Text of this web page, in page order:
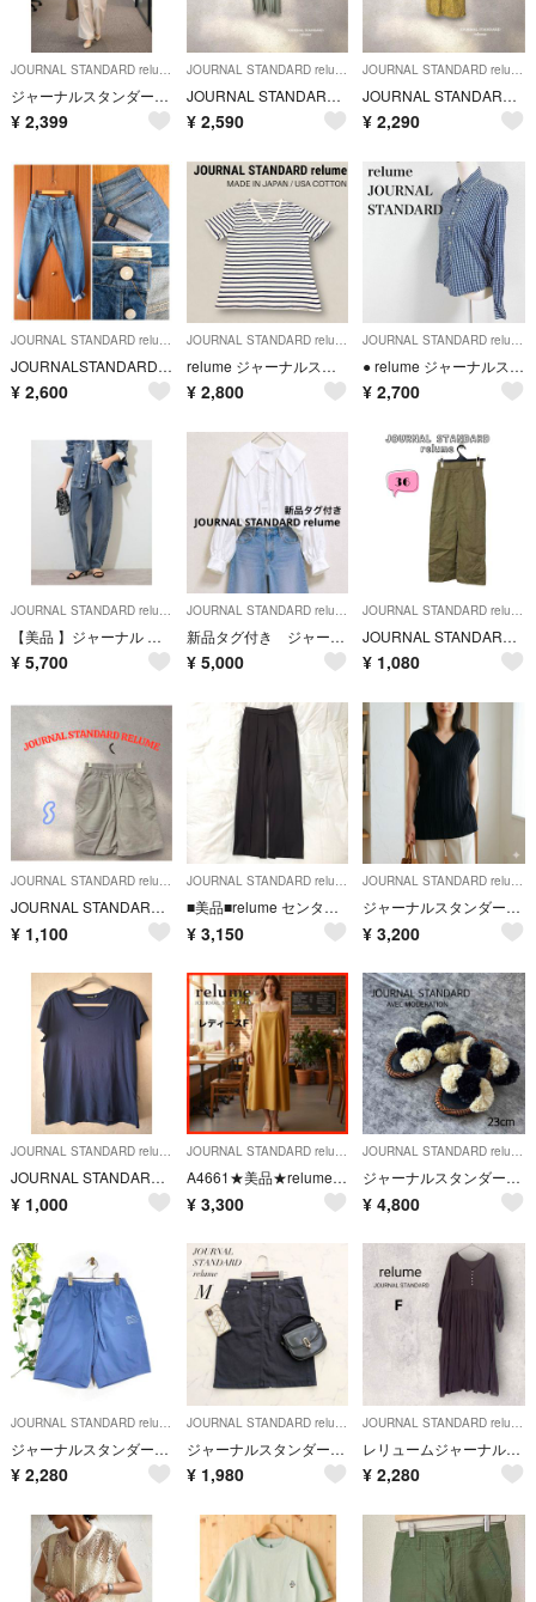
ジャーナルスタンダード ワイドパンツ リネン混 ストライプ M カジュアル 春夏
¥ 2,399
JOURNAL STANDARD relumeマジョリカプリーツロングワンピース
¥ 2,590
JOURNAL STANDARD relume キュプラ Iラインスカート 36
¥ 2,290
JOURNAL STANDARD relume
JOURNALSTANDARD relume ハイライズ ワイドストレートデニム
¥ 2,600
JOURNAL STANDARD relume
relume ジャーナルスタンダード VネックボーダーTシャツ 日本製 S 刺繍
¥ 2,800
JOURNAL STANDARD relume
● relume ジャーナルスタンダード ギンガムチェックシャツ ブラウス ブルー
¥ 2,700
JOURNAL STANDARD relume
【美品 】ジャーナル スタンダード レリューム カーブラインデニム ジーンズ
¥ 5,700
JOURNAL STANDARD relume
新品タグ付き ジャーナルスタンダードレリューム ビッグカラーブラウス
¥ 5,000
JOURNAL STANDARD relume
JOURNAL STANDARD relume タイトロングスカート 36
¥ 1,080
JOURNAL STANDARD relume
JOURNAL STANDARD RELUME コーデュロイショートパンツ S
¥ 1,100
JOURNAL STANDARD relume
■美品■relume センタープレスパンツ 美脚 茶 M ジャーナルスタンダード
¥ 3,150
JOURNAL STANDARD relume
ジャーナルスタンダード ベスト ジレ レディース 無地 ノースリーブ 黒 綿
¥ 3,200
JOURNAL STANDARD relume
JOURNAL STANDARD relume CAL.Berries Tシャツ
¥ 1,000
JOURNAL STANDARD relume
A4661★美品★relume*キャミワンピース*ロング丈*F*マスタード
¥ 3,300
JOURNAL STANDARD relume
ジャーナルスタンダード アベックモデレーション ポンポンサンダル 23c
¥ 4,800
ジャーナルスタンダードレリューム ショートパンツ M 青 メンズ ハーフパンツ
¥ 2,280
ジャーナルスタンダードレリュームデニムタイトスカートミディ丈ストレッチコットン
¥ 1,980
レリュームジャーナルスタンダード ロングワンピース 2点セット F 茶 シンプル
¥ 2,280